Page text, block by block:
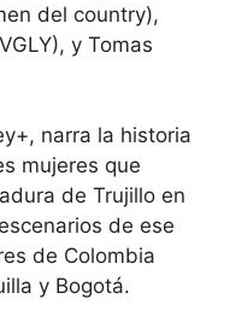
del country),
y Tomas
narra la historia
mujeres que
de Trujillo en
de ese
de Colombia
y Bogotá.